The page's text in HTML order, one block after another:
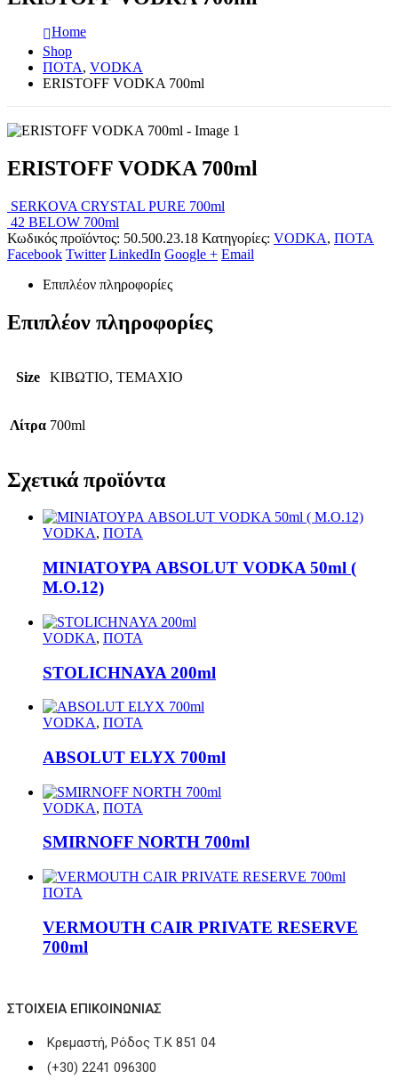
Home
Shop
ΠΟΤΑ, VODKA
ERISTOFF VODKA 700ml
ERISTOFF VODKA 700ml
SERKOVA CRYSTAL PURE 700ml
42 BELOW 700ml
Κωδικός προϊόντος: 50.500.23.18 Κατηγορίες: VODKA, ΠΟΤΑ
Facebook Twitter LinkedIn Google + Email
Επιπλέον πληροφορίες
Επιπλέον πληροφορίες
Size ΚΙΒΩΤΙΟ, ΤΕΜΑΧΙΟ
Λίτρα 700ml
Σχετικά προϊόντα
VODKA, ΠΟΤΑ
ΜΙΝΙΑΤΟΥΡΑ ABSOLUT VODKA 50ml (
M.O.12)
VODKA, ΠΟΤΑ
STOLICHNAYA 200ml
VODKA, ΠΟΤΑ
ABSOLUT ELYX 700ml
VODKA, ΠΟΤΑ
SMIRNOFF NORTH 700ml
ΠΟΤΑ
VERMOUTH CAIR PRIVATE RESERVE
700ml
ΣΤΟΙΧΕΊΑ ΕΠΙΚΟΙΝΩΝΊΑΣ
Κρεμαστή, Ρόδος Τ.Κ 851 04
(+30) 2241 096300